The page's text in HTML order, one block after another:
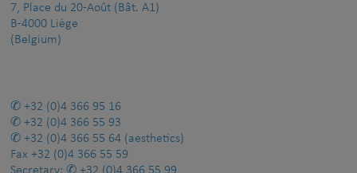
7, Place du 20-Août (Bât. A1)
B-4000 Liège
(Belgium)
+32 (0)4 366 95 16
+32 (0)4 366 55 93
+32 (0)4 366 55 64 (aesthetics)
Fax +32 (0)4 366 55 59